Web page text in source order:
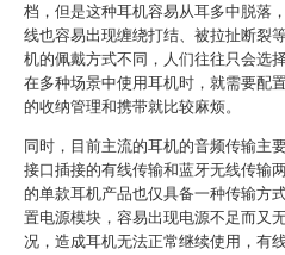
档，但是这种耳机容易从耳多中脱落
线也容易出现缠绕打结、被拉扯断裂
机的佩戴方式不同，人们往往只会选
在多种场景中使用耳机时，就需要配
的收纳管理和携带就比较麻烦。
同时，目前主流的耳机的音频传输主
接口插接的有线传输和蓝牙无线传输
的单款耳机产品也仅具备一种传输方
置电源模块，容易出现电源不足而又
况，造成耳机无法正常继续使用，有